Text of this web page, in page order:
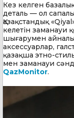
Кез келген
деталь — ол сапалы
Қазақстандық
келетін
шығарумен
аксессуарлар,
қазақша этно-
мен заманауи
QazMonitor.